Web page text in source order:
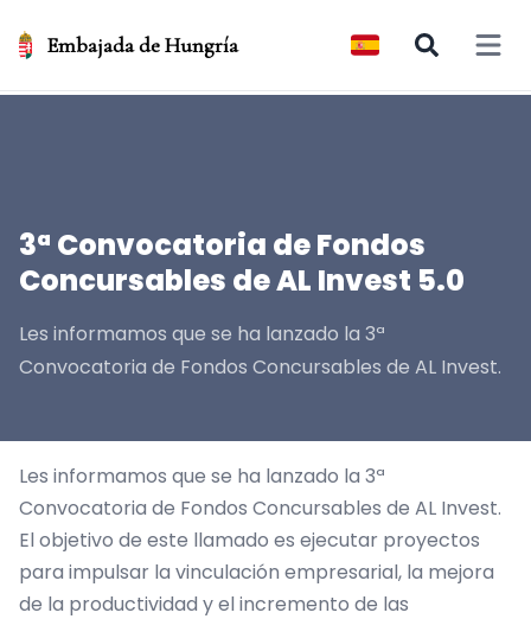
Embajada de Hungría Open
3ª Convocatoria de Fondos
Concursables de AL Invest 5.0
Les informamos que se ha lanzado la 3ª
Convocatoria de Fondos Concursables de AL Invest.
Les informamos que se ha lanzado la 3ª
Convocatoria de Fondos Concursables de AL Invest.
El objetivo de este llamado es ejecutar proyectos
para impulsar la vinculación empresarial, la mejora
de la productividad y el incremento de las